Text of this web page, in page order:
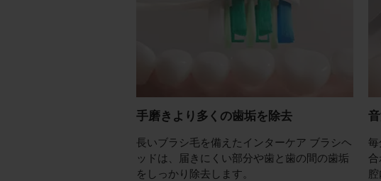
手磨きより多くの歯垢を除去
長いブラシ毛を備えたインターケア ブラシヘ
ッドは、届きにくい部分や歯と歯の間の歯垢
をしっかり除去します。
毎